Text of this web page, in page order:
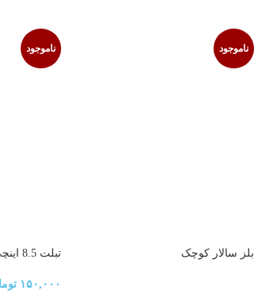
ناموجود
بلز سالار کوچک
ناموجود
تبلت 8.5 اینچی رنگی
۱۵۰,۰۰۰